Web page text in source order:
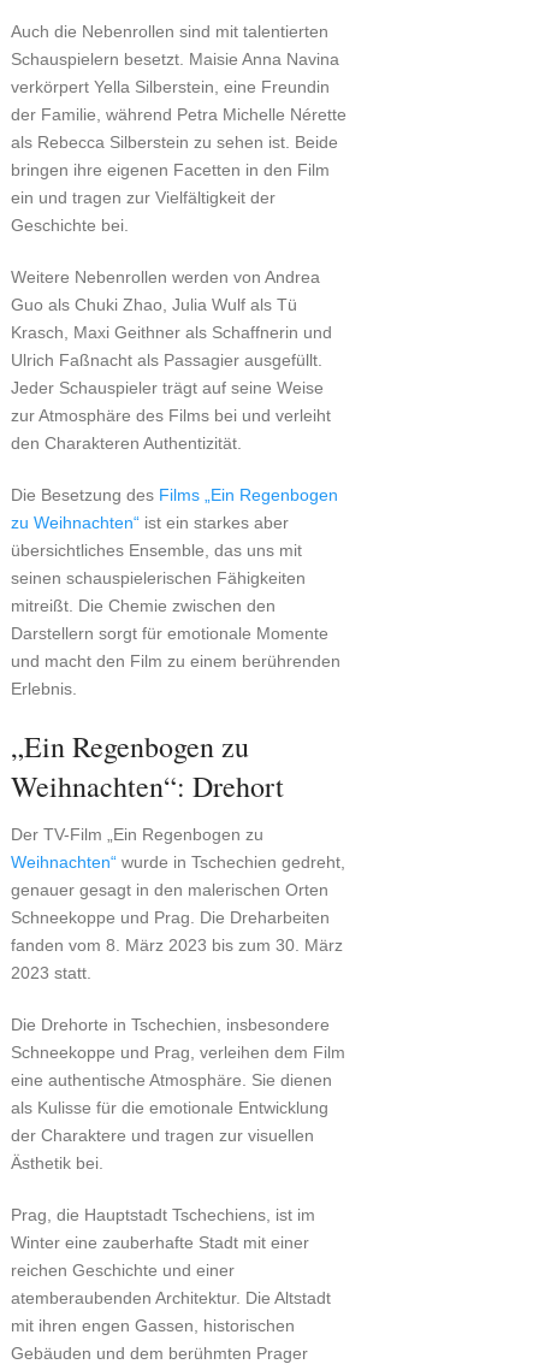
Auch die Nebenrollen sind mit talentierten
Schauspielern besetzt. Maisie Anna Navina
verkörpert Yella Silberstein, eine Freundin
der Familie, während Petra Michelle Nérette
als Rebecca Silberstein zu sehen ist. Beide
bringen ihre eigenen Facetten in den Film
ein und tragen zur Vielfältigkeit der
Geschichte bei.
Weitere Nebenrollen werden von Andrea
Guo als Chuki Zhao, Julia Wulf als Tü
Krasch, Maxi Geithner als Schaffnerin und
Ulrich Faßnacht als Passagier ausgefüllt.
Jeder Schauspieler trägt auf seine Weise
zur Atmosphäre des Films bei und verleiht
den Charakteren Authentizität.
Die Besetzung des Films „Ein Regenbogen
zu Weihnachten“ist ein starkes aber
übersichtliches Ensemble, das uns mit
seinen schauspielerischen Fähigkeiten
mitreißt. Die Chemie zwischen den
Darstellern sorgt für emotionale Momente
und macht den Film zu einem berührenden
Erlebnis.
„Ein Regenbogen zu
Weihnachten“: Drehort
Der TV-Film „Ein Regenbogen zu
Weihnachten“wurde in Tschechien gedreht,
genauer gesagt in den malerischen Orten
Schneekoppe und Prag. Die Dreharbeiten
fanden vom 8. März 2023 bis zum 30. März
2023 statt.
Die Drehorte in Tschechien, insbesondere
Schneekoppe und Prag, verleihen dem Film
eine authentische Atmosphäre. Sie dienen
als Kulisse für die emotionale Entwicklung
der Charaktere und tragen zur visuellen
Ästhetik bei.
Prag, die Hauptstadt Tschechiens, ist im
Winter eine zauberhafte Stadt mit einer
reichen Geschichte und einer
atemberaubenden Architektur. Die Altstadt
mit ihren engen Gassen, historischen
Gebäuden und dem berühmten Prager